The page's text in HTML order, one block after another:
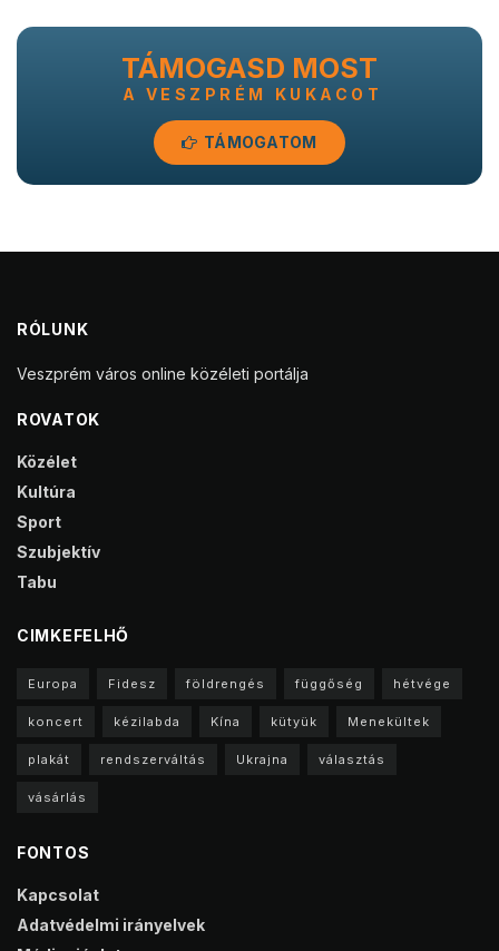
TÁMOGASD MOST
A VESZPRÉM KUKACOT
TÁMOGATOM
RÓLUNK
Veszprém város online közéleti portálja
ROVATOK
Közélet
Kultúra
Sport
Szubjektív
Tabu
CIMKEFELHŐ
Europa Fidesz földrengés függőség hétvége
koncert kézilabda Kína kütyük Menekültek
plakát rendszerváltás Ukrajna választás
vásárlás
FONTOS
Kapcsolat
Adatvédelmi irányelvek